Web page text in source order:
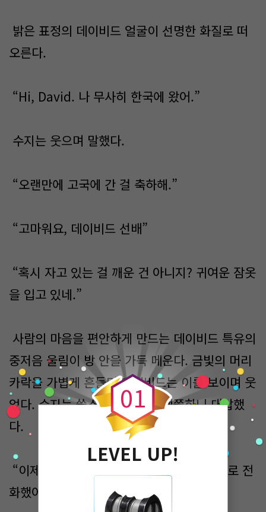
밝은 표정의 데이비드 얼굴이 선명한 화질로 떠
오른다.
“Hi, David. 나 무사히 한국에 왔어.”
수지는 웃으며 말했다.
“오랜만에 고국에 간 걸 축하해.”
“고마워요, 데이비드 선배”
“혹시 자고 있는 걸 깨운 건 아니지? 귀여운 잠옷
을 입고 있네.”
사람의 마음을 편안하게 만드는 데이비드 특유의
중저음 울림이 방 안을 가득 메운다. 금빛의 머리
카락을 가볍게 흔들며 데이비드는 이를 보이며 웃
었다. 수지는 쑥스러운 마음에 샐쭉하니 대답했
다.
“이제 막 씻고 자려던 참이야. 근데 무슨 일로 전
화했어요?”
0
0
1
LEVEL UP!